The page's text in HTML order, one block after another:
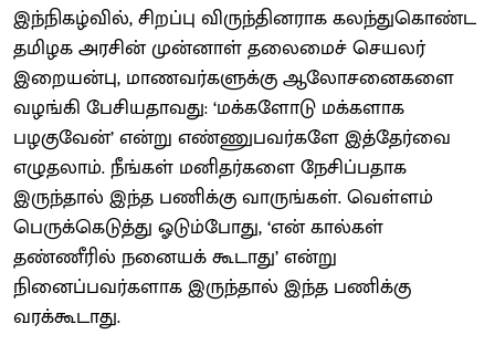
இந்நிகழ்வில், சிறப்பு விருந்தினராக கலந்துகொண்ட
தமிழக அரசின் முன்னாள் தலைமைச் செயலர்
இறையன்பு, மாணவர்களுக்கு ஆலோசனைகளை
வழங்கி பேசியதாவது: ‘மக்களோடு மக்களாக
பழகுவேன்’ என்று எண்ணுபவர்களே இத்தேர்வை
எழுதலாம். நீங்கள் மனிதர்களை நேசிப்பதாக
இருந்தால் இந்த பணிக்கு வாருங்கள். வெள்ளம்
பெருக்கெடுத்து ஓடும்போது, ‘என் கால்கள்
தண்ணீரில் நனையக் கூடாது’ என்று
நினைப்பவர்களாக இருந்தால் இந்த பணிக்கு
வரக்கூடாது.